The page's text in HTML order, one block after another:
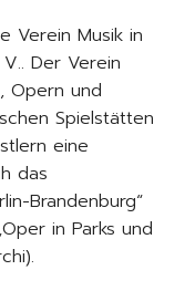
Verein Musik in
Der Verein
Opern und
Spielstätten
eine
das
Brandenburg“
in Parks und